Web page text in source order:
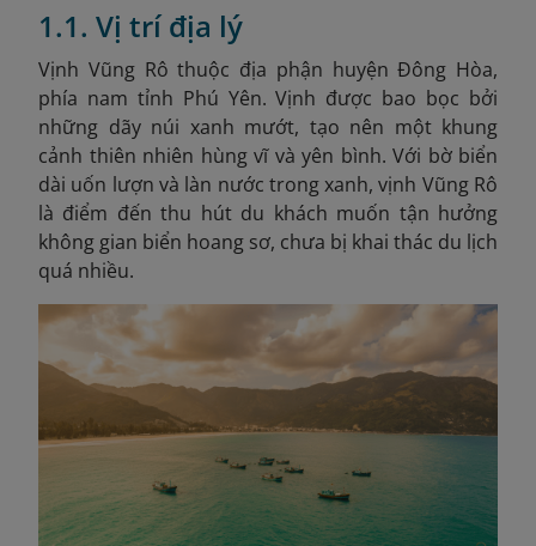
1.1. Vị trí địa lý
Vịnh Vũng Rô thuộc địa phận huyện Đông Hòa,
phía nam tỉnh Phú Yên. Vịnh được bao bọc bởi
những dãy núi xanh mướt, tạo nên một khung
cảnh thiên nhiên hùng vĩ và yên bình. Với bờ biển
dài uốn lượn và làn nước trong xanh, vịnh Vũng Rô
là điểm đến thu hút du khách muốn tận hưởng
không gian biển hoang sơ, chưa bị khai thác du lịch
quá nhiều.